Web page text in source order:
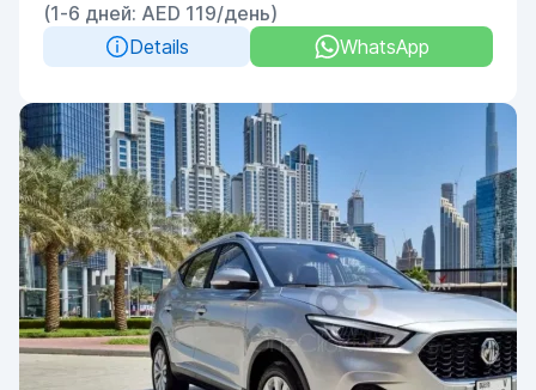
(1-6 дней: AED 119/день)
Details
WhatsApp